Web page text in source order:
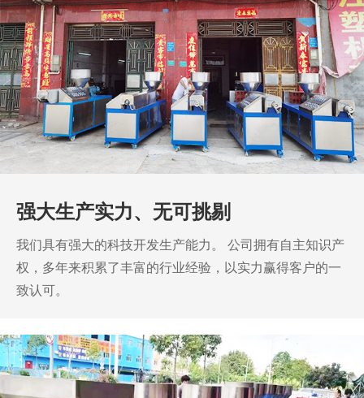
专业为您提供专属的研发、设计、生产的综合解决方案配
套服务。
强大生产实力、无可挑剔